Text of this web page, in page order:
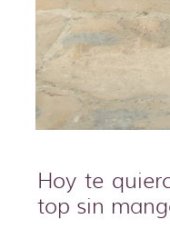
Hoy te
top sin